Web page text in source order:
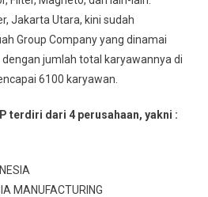
Jakarta Utara, kini sudah
Group Company yang dinamai
dengan jumlah total karyawannya di
6100 karyawan.
terdiri dari 4 perusahaan, yakni :
MANUFACTURING